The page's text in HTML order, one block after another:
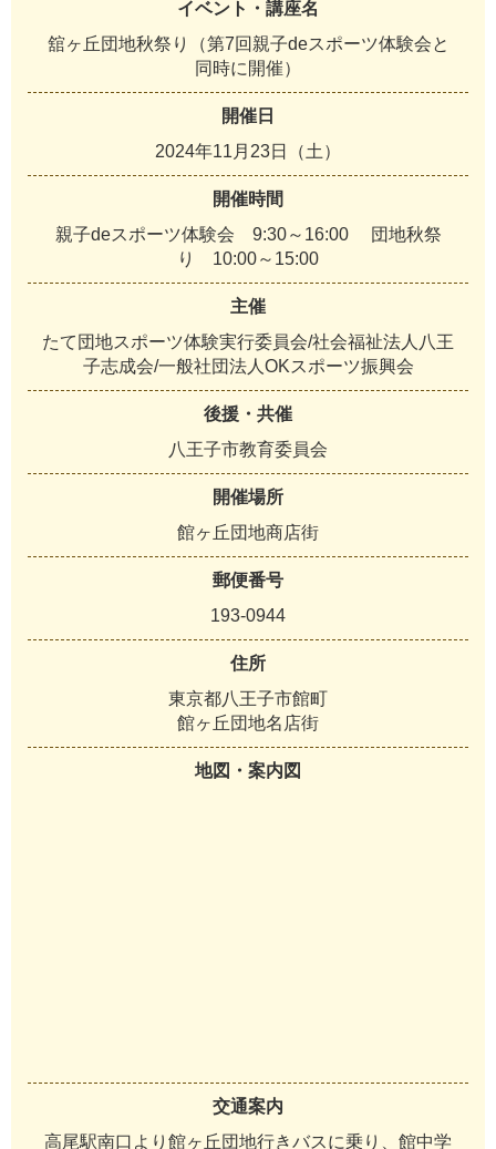
イベント・講座名
舘ヶ丘団地秋祭り（第7回親子deスポーツ体験会と
同時に開催）
開催日
2024年11月23日（土）
開催時間
親子deスポーツ体験会 9:30～16:00 団地秋祭
り 10:00～15:00
主催
たて団地スポーツ体験実行委員会/社会福祉法人八王
子志成会/一般社団法人OKスポーツ振興会
後援・共催
八王子市教育委員会
開催場所
館ヶ丘団地商店街
郵便番号
193-0944
住所
東京都八王子市館町
館ヶ丘団地名店街
地図・案内図
交通案内
高尾駅南口より館ヶ丘団地行きバスに乗り、館中学